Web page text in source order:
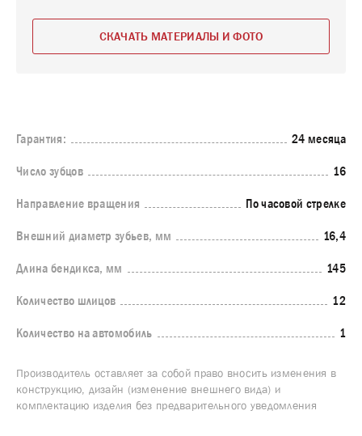
Гарантия:
24 месяца
Число зубцов
16
Направление вращения
По часовой стрелке
Внешний диаметр зубьев, мм
16,4
Длина бендикса, мм
145
Количество шлицов
12
Количество на автомобиль
1
Производитель оставляет за собой право вносить изменения в
конструкцию, дизайн (изменение внешнего вида) и
комплектацию изделия без предварительного уведомления
СКАЧАТЬ МАТЕРИАЛЫ И ФОТО